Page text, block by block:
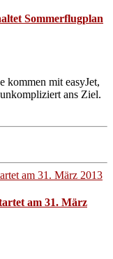
Sommerflugplan
kommen mit easyJet,
ans Ziel.
am 31. März